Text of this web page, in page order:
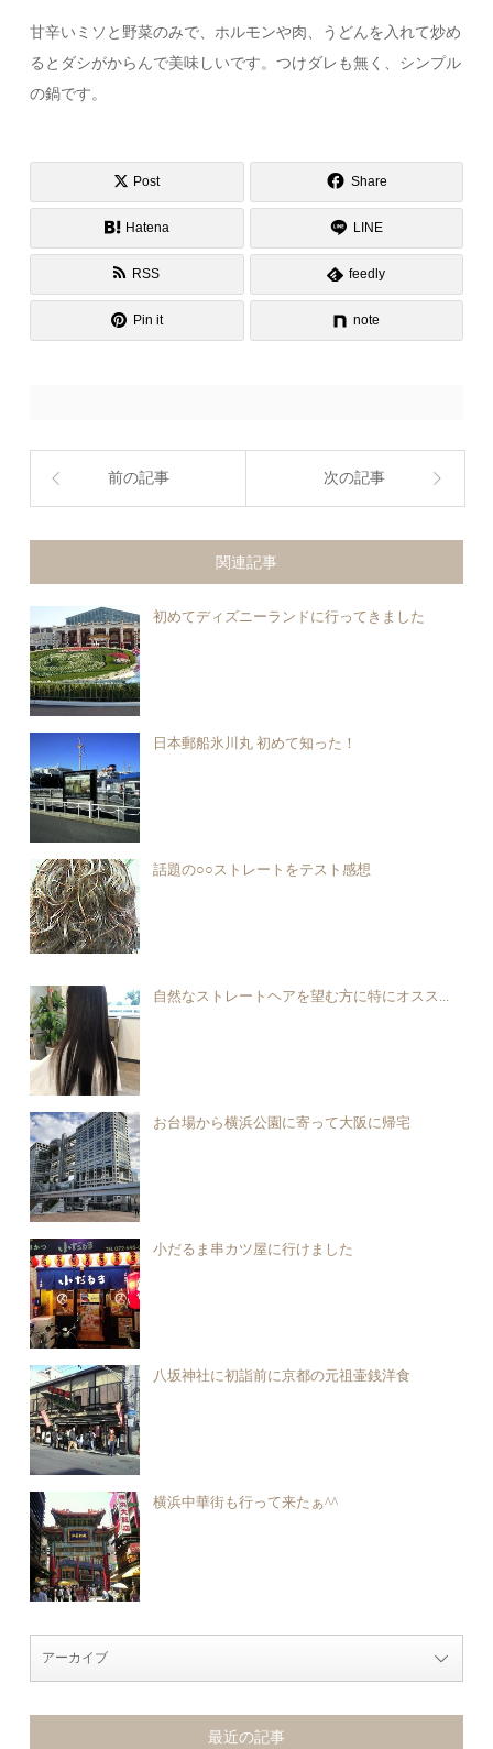
甘辛いミソと野菜のみで、ホルモンや肉、うどんを入れて炒め
るとダシがからんで美味しいです。つけダレも無く、シンプル
の鍋です。
Post Share
Hatena LINE
RSS feedly
Pin it note
前の記事 次の記事
関連記事
初めてディズニーランドに行ってきました
日本郵船氷川丸 初めて知った！
話題の○○ストレートをテスト感想
自然なストレートヘアを望む方に特にオスス...
お台場から横浜公園に寄って大阪に帰宅
小だるま串カツ屋に行けました
八坂神社に初詣前に京都の元祖壷銭洋食
横浜中華街も行って来たぁ^^
最近の記事